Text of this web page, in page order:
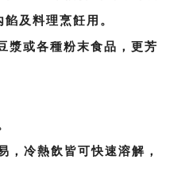
及料理烹飪用。
漿或各種粉末食品，更芳
，冷熱飲皆可快速溶解，